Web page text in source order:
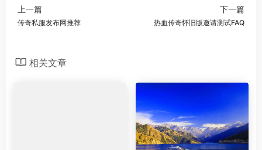
上一篇
传奇私服发布网推荐
下一篇
热血传奇怀旧版邀请测试FAQ
相关文章